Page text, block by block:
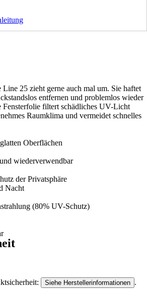
Line 25 zieht gerne auch mal um. Sie haftet
entfernen und problemlos wieder
Fensterfolie filtert schädliches UV-Licht
Raumklima und vermeidet schnelles
Oberflächen
wiederverwendbar
der Privatsphäre
Nacht
(80% UV-Schutz)
Siehe Herstellerinformationen .